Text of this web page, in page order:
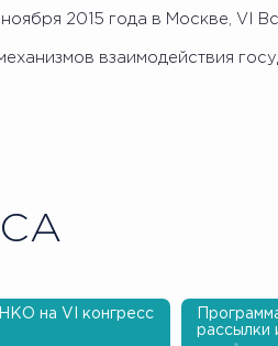
2015 года в Москве, VI
взаимодействия
на VI конгресс
рассылки